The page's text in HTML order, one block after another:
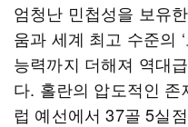
엄청난 민첩성을 보유
움과 세계 최고 수준의
능력까지 더해져 역대
다. 홀란의 압도적인
럽 예선에서 37골 5실